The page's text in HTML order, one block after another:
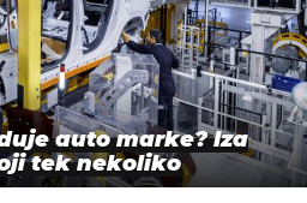
auto marke? Iza
tek nekoliko